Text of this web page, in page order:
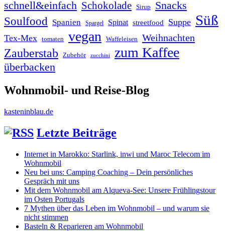
schnell&einfach Schokolade Sirup Snacks
Soulfood Spanien Spargel Spinat streetfood Suppe Süß
Tex-Mex tomaten vegan Waffeleisen Weihnachten
Zauberstab Zubehör zucchini zum Kaffee
überbacken
Wohnmobil- und Reise-Blog
kasteninblau.de
Letzte Beiträge
Internet in Marokko: Starlink, inwi und Maroc Telecom im
Wohnmobil
Neu bei uns: Camping Coaching – Dein persönliches
Gespräch mit uns
Mit dem Wohnmobil am Alqueva-See: Unsere Frühlingstour
im Osten Portugals
7 Mythen über das Leben im Wohnmobil – und warum sie
nicht stimmen
Basteln & Reparieren am Wohnmobil